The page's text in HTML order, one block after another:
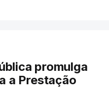
promulga
a Prestação